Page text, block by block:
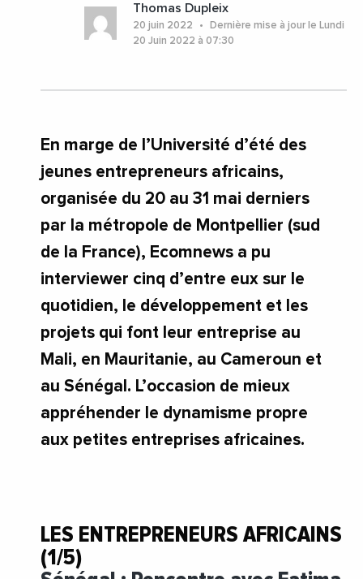
#Entreprise
#Hygiene
#Numerique
#Pisciculture
#Services #Videos
Thomas Dupleix
20 juin 2022
Dernière mise à jour le Lundi
20 Juin 2022 à 07:30
En marge de l’Université d’été des
jeunes entrepreneurs africains,
organisée du 20 au 31 mai derniers
par la métropole de Montpellier (sud
de la France), Ecomnews a pu
interviewer cinq d’entre eux sur le
quotidien, le développement et les
projets qui font leur entreprise au
Mali, en Mauritanie, au Cameroun et
au Sénégal. L’occasion de mieux
appréhender le dynamisme propre
aux petites entreprises africaines.
LES ENTREPRENEURS AFRICAINS
(1/5)